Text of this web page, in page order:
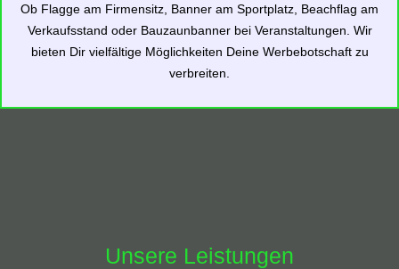
Ob Flagge am Firmensitz, Banner am Sportplatz, Beachflag am
Verkaufsstand oder Bauzaunbanner bei Veranstaltungen. Wir
bieten Dir vielfältige Möglichkeiten Deine Werbebotschaft zu
verbreiten.
Unsere Leistungen